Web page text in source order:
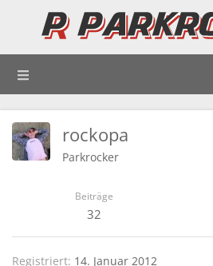
rockopa
Parkrocker
Beiträge
32
Registriert 14. Januar 2012